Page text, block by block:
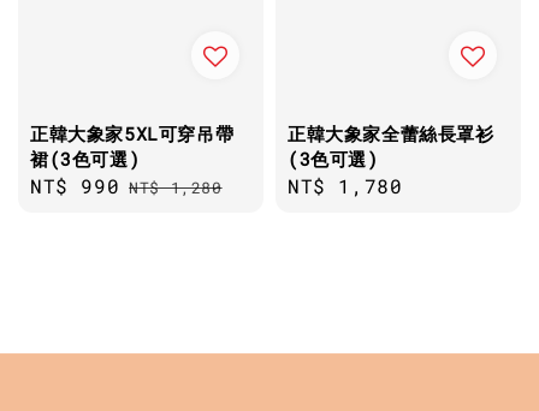
正韓大象家5XL可穿吊帶
裙(3色可選)
Sale
NT$ 990 Regular
NT$ 1,280
正韓大象家全蕾絲長罩衫
(3色可選)
Regular
NT$ 1,780